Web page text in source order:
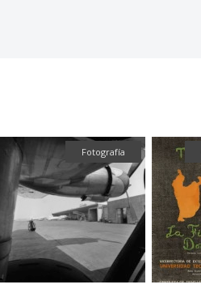
Fotografía